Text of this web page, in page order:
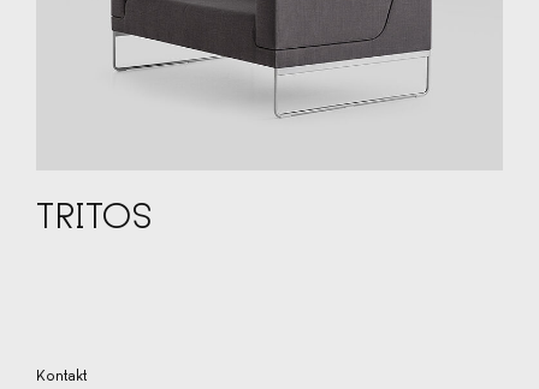
TRITOS
Kontakt